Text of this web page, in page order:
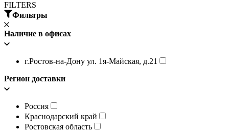
FILTERS
Фильтры
Наличие в офисах
г.Ростов-на-Дону ул. 1я-Майская, д.21
Регион доставки
Россия
Краснодарский край
Ростовская область